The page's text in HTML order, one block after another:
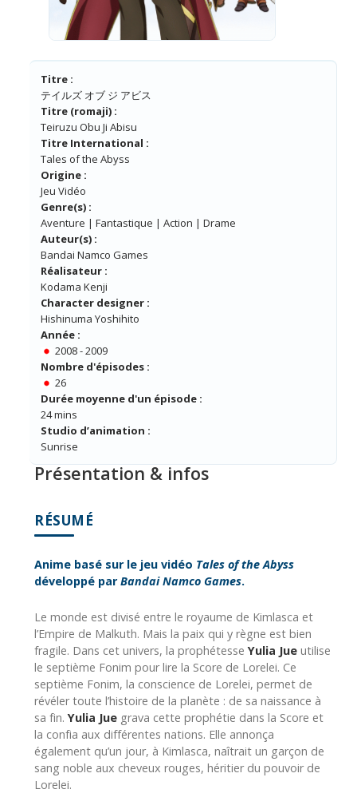
Titre :
テイルズ オブ ジ アビス
Titre (romaji) :
Teiruzu Obu Ji Abisu
Titre International :
Tales of the Abyss
Origine :
Jeu Vidéo
Genre(s) :
Aventure | Fantastique | Action | Drame
Auteur(s) :
Bandai Namco Games
Réalisateur :
Kodama Kenji
Character designer :
Hishinuma Yoshihito
Année :
2008 - 2009
Nombre d'épisodes :
26
Durée moyenne d'un épisode :
24 mins
Studio d’animation :
Sunrise
Présentation & infos
RÉSUMÉ
Anime basé sur le jeu vidéo Tales of the Abyss
développé parBandai Namco Games.
Le monde est divisé entre le royaume de Kimlasca et
l’Empire de Malkuth. Mais la paix qui y règne est bien
fragile. Dans cet univers, la prophétesseYulia Jue utilise
le septième Fonim pour lire la Score de Lorelei. Ce
septième Fonim, la conscience de Lorelei, permet de
révéler toute l’histoire de la planète : de sa naissance à
sa fin.Yulia Jue grava cette prophétie dans la Score et
la confia aux différentes nations. Elle annonça
également qu’un jour, à Kimlasca, naîtrait un garçon de
sang noble aux cheveux rouges, héritier du pouvoir de
Lorelei.